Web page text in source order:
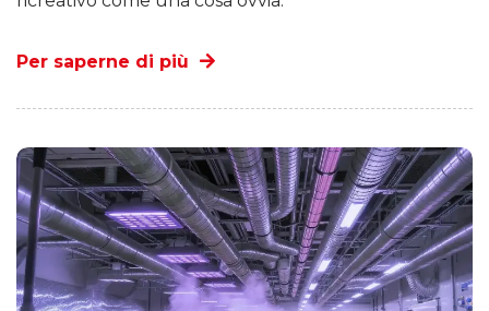
Per saperne di più